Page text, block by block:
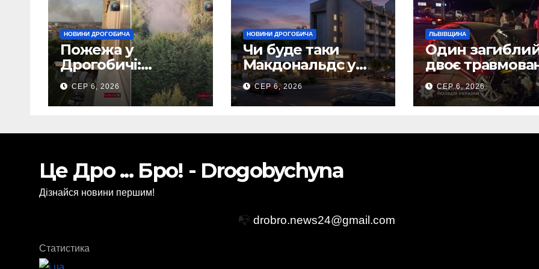
НОВИНИ ДРОГОБИЧА
Пожежа у
Дрогобичі:
Повідомляють що
горіло 5 гаражів
(Відео)
СЕР 6, 2026
НОВИНИ ДРОГОБИЧА
Чи буде таки
Макдональдс у
Дрогобичі? (Фото)
СЕР 6, 2026
ЛЬВІВЩИНА
Один
двоє
внаслідок ДТП
Самбірщині
СЕР 6, 2026
Це Дро ... Бро! - Drogobychyna
Дізнайся новини першим!
📭 drobro.news24@gmail.com
Статистика